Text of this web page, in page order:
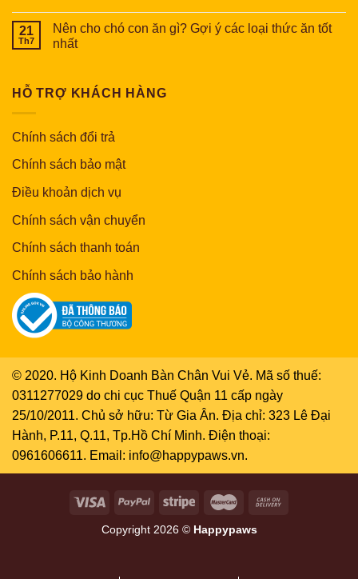
21
Th7
Nên cho chó con ăn gì? Gợi ý các loại thức ăn tốt
nhất
HỖ TRỢ KHÁCH HÀNG
Chính sách đổi trả
Chính sách bảo mật
Điều khoản dịch vụ
Chính sách vận chuyển
Chính sách thanh toán
Chính sách bảo hành
© 2020. Hộ Kinh Doanh Bàn Chân Vui Vẻ. Mã số thuế:
0311277029 do chi cục Thuế Quận 11 cấp ngày
25/10/2011. Chủ sở hữu: Từ Gia Ân. Địa chỉ: 323 Lê Đại
Hành, P.11, Q.11, Tp.Hồ Chí Minh. Điện thoại:
0961606611. Email: info@happypaws.vn.
Copyright 2026 © Happypaws